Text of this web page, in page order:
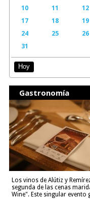
10
11 12
17
18 19
24
25 26
31
Hoy
Gastronomía
Los vinos de Alútiz y
segunda de las cenas
Wine". Este singular